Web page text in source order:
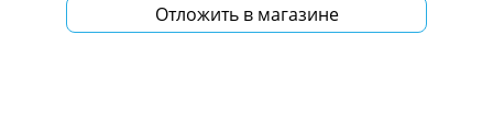
Отложить в магазине